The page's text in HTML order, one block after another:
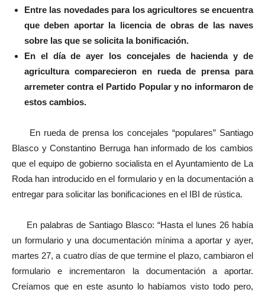
Entre las novedades para los agricultores se encuentra
que deben aportar la licencia de obras de las naves
sobre las que se solicita la bonificación.
En el día de ayer los concejales de hacienda y de
agricultura comparecieron en rueda de prensa para
arremeter contra el Partido Popular y no informaron de
estos cambios.
En rueda de prensa los concejales “populares” Santiago
Blasco y Constantino Berruga han informado de los cambios
que el equipo de gobierno socialista en el Ayuntamiento de La
Roda han introducido en el formulario y en la documentación a
entregar para solicitar las bonificaciones en el IBI de rústica.
En palabras de Santiago Blasco: “Hasta el lunes 26 había
un formulario y una documentación mínima a aportar y ayer,
martes 27, a cuatro días de que termine el plazo, cambiaron el
formulario e incrementaron la documentación a aportar.
Creíamos que en este asunto lo habíamos visto todo pero,